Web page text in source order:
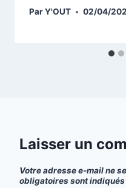
ParY'OUT 02/04/
Laisser un
Votre adresse e-mail ne
obligatoires sont indiqués